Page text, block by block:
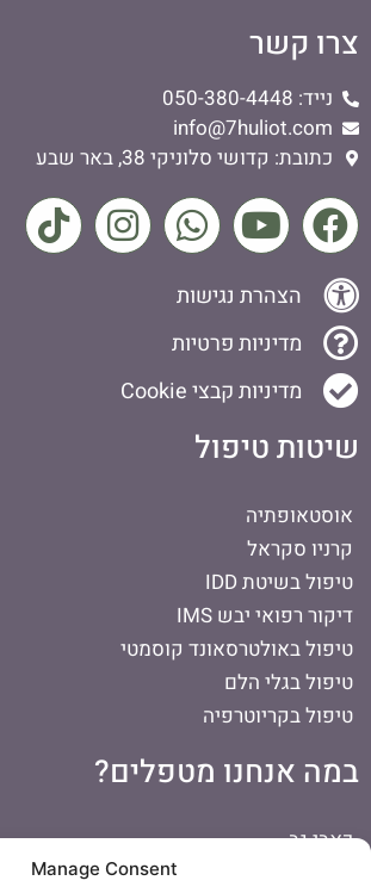
Manage Consent
צרו קשר
נייד: 050-380-4448
info@7huliot.com
כתובת: קדושי סלוניקי 38, באר שבע
הצהרת נגישות
מדיניות פרטיות
מדיניות קבצי Cookie
שיטות טיפול
אוסטאופתיה
קרניו סקראל
טיפול בשיטת IDD
דיקור רפואי יבש IMS
טיפול באולטרסאונד קוסמטי
טיפול בגלי הלם
טיפול בקריוטרפיה
במה אנחנו מטפלים?
כאבי גב